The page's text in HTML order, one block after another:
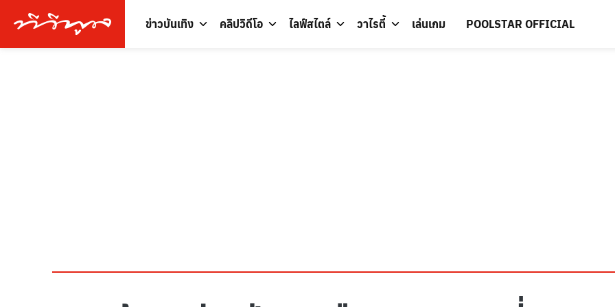
ข่าวบันเทิง คลิปวิดีโอ ไลฟ์สไตล์ วาไรตี้ เล่นเกม POOLSTAR OFFICIAL